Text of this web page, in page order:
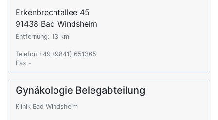
Erkenbrechtallee 45
91438 Bad Windsheim
Entfernung: 13 km
Telefon +49 (9841) 651365
Fax -
Gynäkologie Belegabteilung
Klinik Bad Windsheim